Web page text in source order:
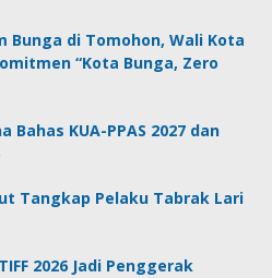
Bunga di Tomohon, Wali Kota
“Kota Bunga, Zero
Bahas KUA-PPAS 2027 dan
Tangkap Pelaku Tabrak Lari
2026 Jadi Penggerak